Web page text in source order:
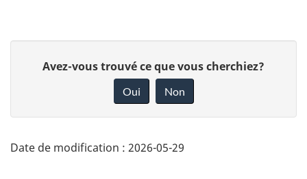
t
ae
Avez-vous trouvé ce que vous cherchiez?
Oui Non
Date de modification : 2026-05-29